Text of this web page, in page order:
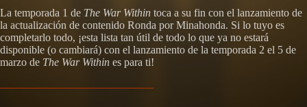
La temporada 1 de The War Within toca a su fin con el lanzamiento de
la actualización de contenido Ronda por Minahonda. Si lo tuyo es
completarlo todo, ¡esta lista tan útil de todo lo que ya no estará
disponible (o cambiará) con el lanzamiento de la temporada 2 el 5 de
marzo de The War Within es para ti!